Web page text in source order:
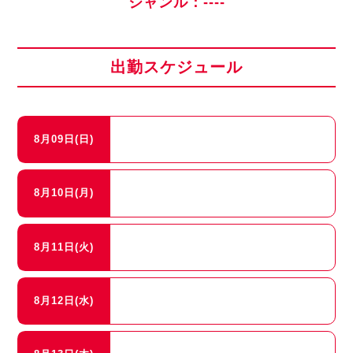
出勤スケジュール
8月09日(日)
8月10日(月)
8月11日(火)
8月12日(水)